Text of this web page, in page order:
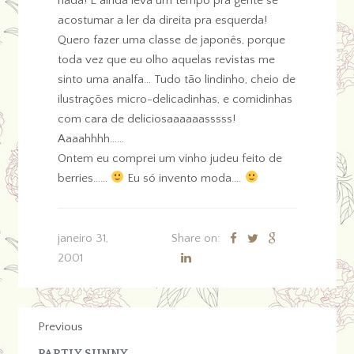
acostumar a ler da direita pra esquerda!
Quero fazer uma classe de japonês, porque
toda vez que eu olho aquelas revistas me
sinto uma analfa… Tudo tão lindinho, cheio de
ilustrações micro-delicadinhas, e comidinhas
com cara de deliciosaaaaaasssss!
Aaaahhhh……
Ontem eu comprei um vinho judeu feito de
berries……
Eu só invento moda….
janeiro 31,
2001
Share on:
Previous